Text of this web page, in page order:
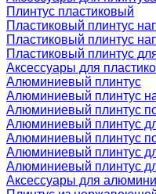
Плинтус пластиковый
Пластиковый плинтус
Пластиковый плинтус
Пластиковый плинтус
Аксессуары для
Алюминиевый плинтус
Алюминиевый плинтус
Алюминиевый плинтус
Алюминиевый плинтус
Алюминиевый плинтус
Алюминиевый плинтус
Алюминиевый плинтус
Аксессуары для